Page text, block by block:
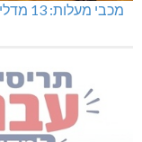
מכבי מעלות: 13 מדליות באליפות ישראל